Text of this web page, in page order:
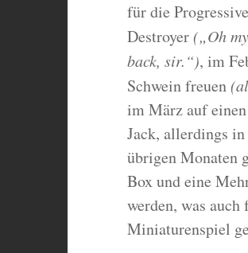
für die
Destroyer („Oh
back, sir.“), im
Schwein freuen
im März auf
Jack, allerdings
übrigen Monaten
Box und eine
werden, was
Miniaturenspiel